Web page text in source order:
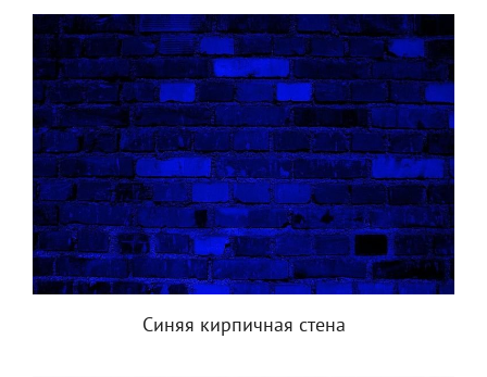
Синяя кирпичная стена